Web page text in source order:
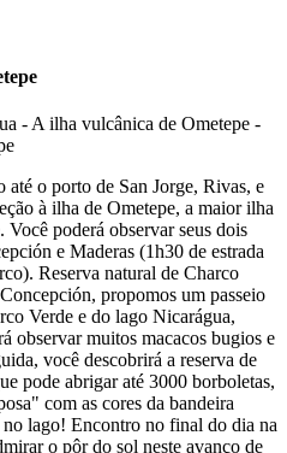
até o porto de San Jorge, Rivas, e
à ilha de Ometepe, a maior ilha
Você poderá observar seus dois
e Maderas (1h30 de estrada
Reserva natural de Charco
propomos um passeio
Verde e do lago Nicarágua,
observar muitos macacos bugios e
você descobrirá a reserva de
pode abrigar até 3000 borboletas,
com as cores da bandeira
lago! Encontro no final do dia na
o pôr do sol neste avanço de